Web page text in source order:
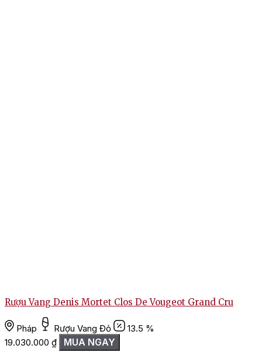
Rượu Vang Denis Mortet Clos De Vougeot Grand Cru
Pháp Rượu Vang Đỏ
13.5 %
19.030.000 ₫ MUA NGAY